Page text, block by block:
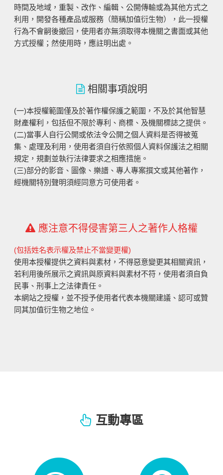
時間及地域，重製、改作、編輯、公開傳輸或為其他方式之
利用，開發各種產品或服務（簡稱加值衍生物），此一授權
行為不會嗣後撤回，使用者亦無須取得本機關之書面或其他
方式授權；然使用時，應註明出處。
相關事項說明
(一)本授權範圍僅及於著作權保護之範圍，不及於其他智慧
財產權利，包括但不限於專利、商標、及機關標誌之提供。
(二)當事人自行公開或依法令公開之個人資料是否得被蒐
集、處理及利用，使用者須自行依照個人資料保護法之相關
規定，規劃並執行法律要求之相應措施。
(三)部分的影音、圖像、樂譜、專人專案撰文或其他著作，
經機關特別聲明須經同意方可使用者。
應注意不得侵害第三人之著作人格權
(包括姓名表示權及禁止不當變更權)
使用本授權提供之資料與素材，不得惡意變更其相關資訊，
若利用後所展示之資訊與原資料與素材不符，使用者須自負
民事、刑事上之法律責任。
本網站之授權，並不授予使用者代表本機關建議、認可或贊
同其加值衍生物之地位。
互動專區